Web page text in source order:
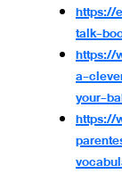
https://
talk-
https://
a-
your-
https://